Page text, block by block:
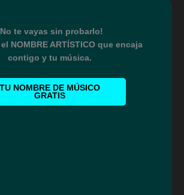
te vayas sin probarlo!
NOMBRE ARTÍSTICO que encaja
contigo y tu música.
TU NOMBRE DE MÚSICO
GRATIS